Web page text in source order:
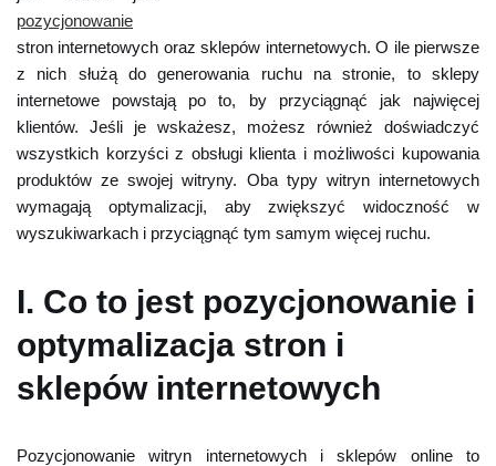
pozycjonowanie
stron internetowych oraz sklepów internetowych. O ile pierwsze
z nich służą do generowania ruchu na stronie, to sklepy
internetowe powstają po to, by przyciągnąć jak najwięcej
klientów. Jeśli je wskażesz, możesz również doświadczyć
wszystkich korzyści z obsługi klienta i możliwości kupowania
produktów ze swojej witryny. Oba typy witryn internetowych
wymagają optymalizacji, aby zwiększyć widoczność w
wyszukiwarkach i przyciągnąć tym samym więcej ruchu.
I. Co to jest pozycjonowanie i
optymalizacja stron i
sklepów internetowych
Pozycjonowanie witryn internetowych i sklepów online to